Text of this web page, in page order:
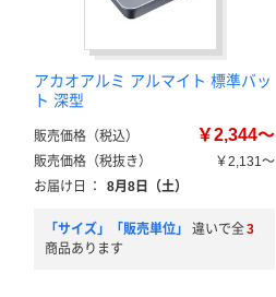
アカオアルミ アルマイト 標準バッ
ト 深型
販売価格（税込） ￥2,344～
販売価格（税抜き）
￥2,131～
お届け日
： 8月8日（土）
「サイズ」「販売単位」 違いで全3
商品あります